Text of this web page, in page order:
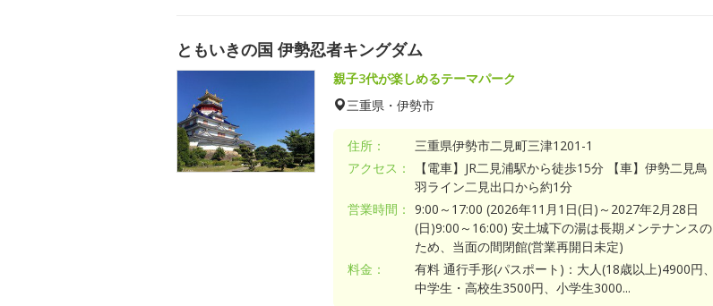
ともいきの国 伊勢忍者キングダム
親子3代が楽しめるテーマパーク
三重県・伊勢市
住所：
三重県伊勢市二見町三津1201-1
アクセス：
【電車】JR二見浦駅から徒歩15分 【車】伊勢二見鳥
羽ライン二見出口から約1分
営業時間： 9:00～17:00 (2026年11月1日(日)～2027年2月28日
(日)9:00～16:00) 安土城下の湯は長期メンテナンスの
ため、当面の間閉館(営業再開日未定)
料金：
有料 通行手形(パスポート)：大人(18歳以上)4900円、
中学生・高校生3500円、小学生3000...